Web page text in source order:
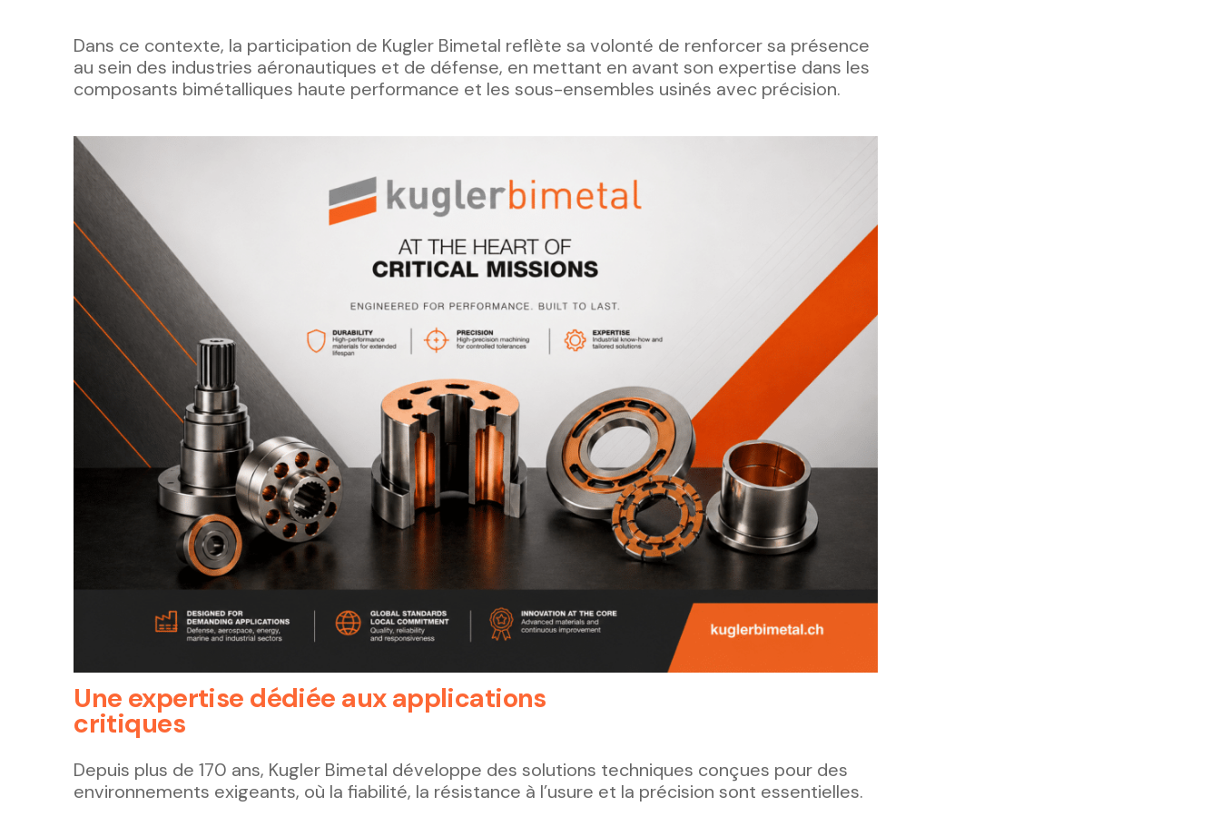
Dans ce contexte, la participation de Kugler Bimetal reflète sa volonté de renforcer sa présence
au sein des industries aéronautiques et de défense, en mettant en avant son expertise dans les
composants bimétalliques haute performance et les sous-ensembles usinés avec précision.
Une expertise dédiée aux applications
critiques
Depuis plus de 170 ans, Kugler Bimetal développe des solutions techniques conçues pour des
environnements exigeants, où la fiabilité, la résistance à l’usure et la précision sont essentielles.